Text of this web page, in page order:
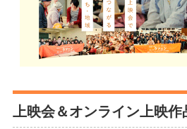
上映会＆オンライン上映